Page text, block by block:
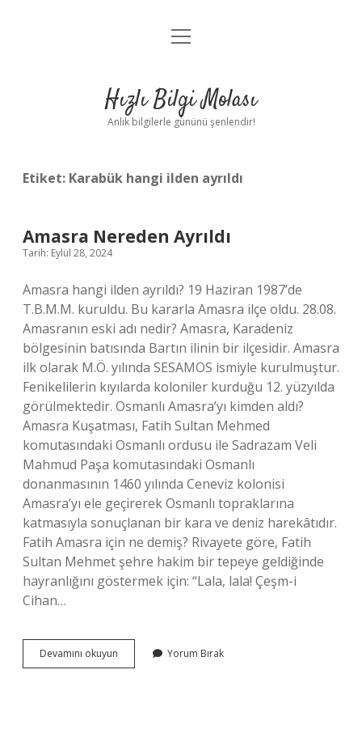
Anasayfa
Yasal Uyarı
menüyü
Hızlı Bilgi Molası
Anlık bilgilerle gününü şenlendir!
Etiket: Karabük hangi ilden ayrıldı
Amasra Nereden Ayrıldı
Tarih: Eylül 28, 2024
Amasra hangi ilden ayrıldı? 19 Haziran 1987’de
T.B.M.M. kuruldu. Bu kararla Amasra ilçe oldu. 28.08.
Amasranın eski adı nedir? Amasra, Karadeniz
bölgesinin batısında Bartın ilinin bir ilçesidir. Amasra
ilk olarak M.Ö. yılında SESAMOS ismiyle kurulmuştur.
Fenikelilerin kıyılarda koloniler kurduğu 12. yüzyılda
görülmektedir. Osmanlı Amasra’yı kimden aldı?
Amasra Kuşatması, Fatih Sultan Mehmed
komutasındaki Osmanlı ordusu ile Sadrazam Veli
Mahmud Paşa komutasındaki Osmanlı
donanmasının 1460 yılında Ceneviz kolonisi
Amasra’yı ele geçirerek Osmanlı topraklarına
katmasıyla sonuçlanan bir kara ve deniz harekâtıdır.
Fatih Amasra için ne demiş? Rivayete göre, Fatih
Sultan Mehmet şehre hakim bir tepeye geldiğinde
hayranlığını göstermek için: “Lala, lala! Çeşm-i
Cihan…
Devamını okuyun
Nereden
Yorum Bırak